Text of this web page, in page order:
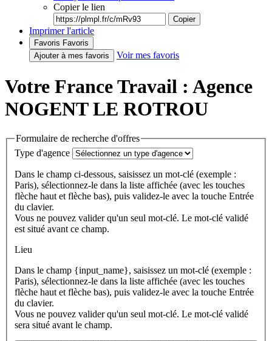
Copier le lien
Copier
Imprimer l'article
Favoris Favoris
Ajouter à mes favoris
Voir mes favoris
Votre France Travail : Agence
NOGENT LE ROTROU
Formulaire de recherche d'offres
Type d'agence
Dans le champ ci-dessous, saisissez un mot-clé (exemple :
Paris), sélectionnez-le dans la liste affichée (avec les touches
flèche haut et flèche bas), puis validez-le avec la touche Entrée
du clavier.
Vous ne pouvez valider qu'un seul mot-clé. Le mot-clé validé
est situé avant ce champ.
Lieu
Dans le champ {input_name}, saisissez un mot-clé (exemple :
Paris), sélectionnez-le dans la liste affichée (avec les touches
flèche haut et flèche bas), puis validez-le avec la touche Entrée
du clavier.
Vous ne pouvez valider qu'un seul mot-clé. Le mot-clé validé
sera situé avant le champ.